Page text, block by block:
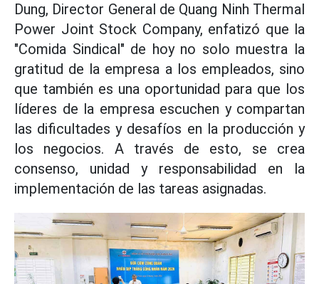
Dung, Director General de Quang Ninh Thermal
Power Joint Stock Company, enfatizó que la
"Comida Sindical" de hoy no solo muestra la
gratitud de la empresa a los empleados, sino
que también es una oportunidad para que los
líderes de la empresa escuchen y compartan
las dificultades y desafíos en la producción y
los negocios. A través de esto, se crea
consenso, unidad y responsabilidad en la
implementación de las tareas asignadas.